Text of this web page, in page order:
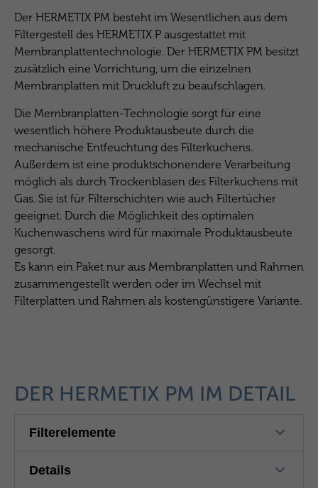
Der HERMETIX PM besteht im Wesentlichen aus dem
Filtergestell des HERMETIX P ausgestattet mit
Membranplattentechnologie. Der HERMETIX PM besitzt
zusätzlich eine Vorrichtung, um die einzelnen
Membranplatten mit Druckluft zu beaufschlagen.
Die Membranplatten-Technologie sorgt für eine
wesentlich höhere Produktausbeute durch die
mechanische Entfeuchtung des Filterkuchens.
Außerdem ist eine produktschonendere Verarbeitung
möglich als durch Trockenblasen des Filterkuchens mit
Gas. Sie ist für Filterschichten wie auch Filtertücher
geeignet. Durch die Möglichkeit des optimalen
Kuchenwaschens wird für maximale Produktausbeute
gesorgt.
Es kann ein Paket nur aus Membranplatten und Rahmen
zusammengestellt werden oder im Wechsel mit
Filterplatten und Rahmen als kostengünstigere Variante.
DER HERMETIX PM IM DETAIL
Filterelemente
Details